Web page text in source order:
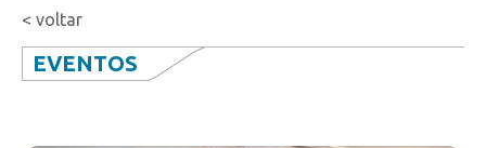
< voltar
EVENTOS